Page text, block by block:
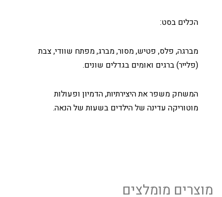
הכלים בסט:
מברגה, פלס, פטיש, מסור, מברג, מפתח שוודי, צבת
(פלייר) ברגים ואומים בגדלים שונים.
המשחק משפר את היצירתיות, הדמיון ופעולות
מוטוריקה עדינה של הילדים בשעות של הנאה.
מוצרים מומלצים